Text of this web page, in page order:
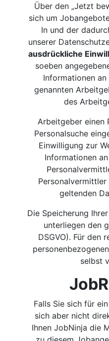
Über den „Jetzt
sich um
In und der
unserer
ausdrückliche
soeben
Informationen
genannten
des
Arbeitgeber einen
Personalsuche
Einwilligung zur
Informationen
geltenden
Die Speicherung
unterliegen den
DSGVO). Für den
selbst
Falls Sie sich für
sich aber nicht
Ihnen JobNinja die